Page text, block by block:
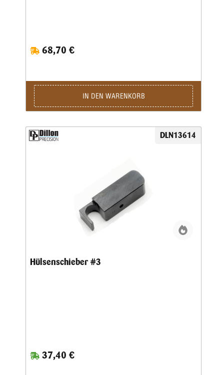
68,70 €
IN DEN WARENKORB
DLN13614
Hülsenschieber #3
37,40 €